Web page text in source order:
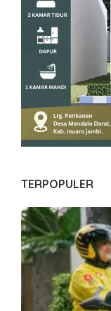
TERPOPULER